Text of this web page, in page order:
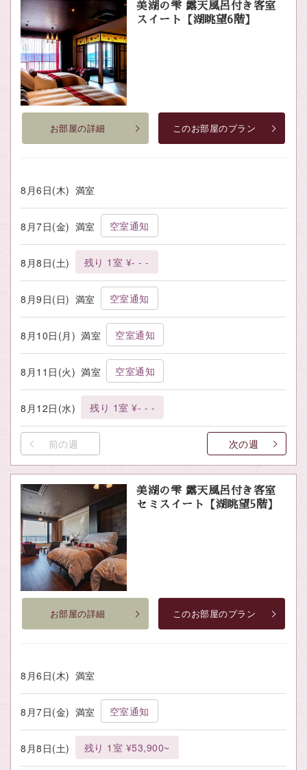
美湖の雫 露天風呂付き客室
スイート【湖眺望6階】
お部屋の詳細 このお部屋のプラン
8月6日(木) 満室
8月7日(金) 満室 空室通知
8月8日(土) 残り 1室 ¥- - -
8月9日(日) 満室 空室通知
8月10日(月) 満室 空室通知
8月11日(火) 満室 空室通知
8月12日(水) 残り 1室 ¥- - -
前の週 次の週
美湖の雫 露天風呂付き客室
セミスイート【湖眺望5階】
お部屋の詳細 このお部屋のプラン
8月6日(木) 満室
8月7日(金) 満室 空室通知
8月8日(土) 残り 1室 ¥53,900~